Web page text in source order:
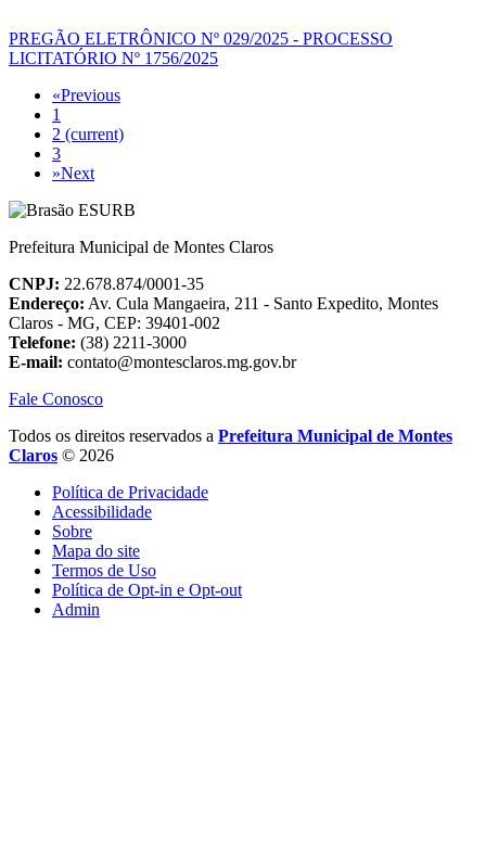
PREGÃO ELETRÔNICO Nº 029/2025 - PROCESSO
LICITATÓRIO Nº 1756/2025
«Previous
1
2 (current)
3
»Next
Prefeitura Municipal de Montes Claros
CNPJ: 22.678.874/0001-35
Endereço: Av. Cula Mangaeira, 211 - Santo Expedito, Montes
Claros - MG, CEP: 39401-002
Telefone: (38) 2211-3000
E-mail: contato@montesclaros.mg.gov.br
Fale Conosco
Todos os direitos reservados a Prefeitura Municipal de Montes
Claros © 2026
Política de Privacidade
Acessibilidade
Sobre
Mapa do site
Termos de Uso
Política de Opt-in e Opt-out
Admin